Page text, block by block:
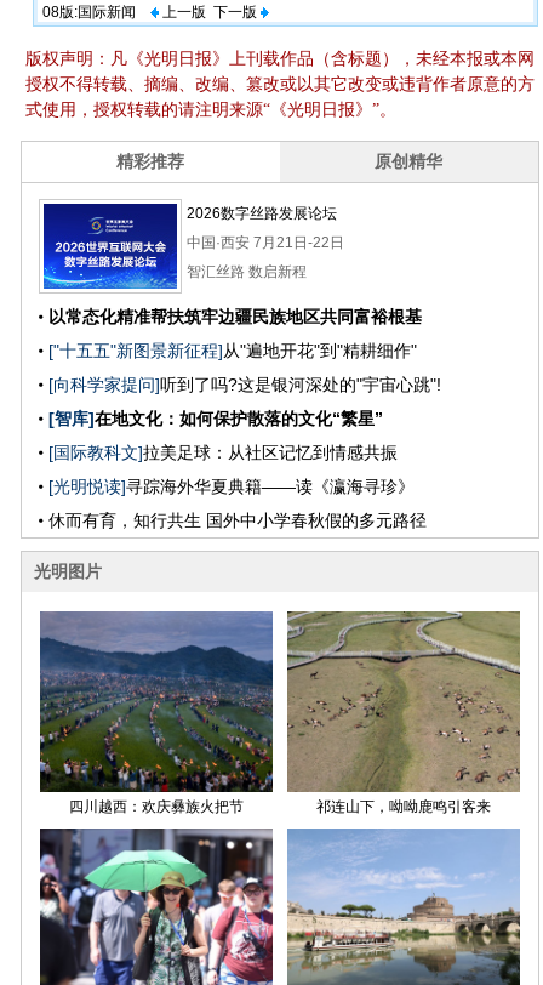
08版:国际新闻 上一版 下一版
版权声明：凡《光明日报》上刊载作品（含标题），未经本报或本网
授权不得转载、摘编、改编、篡改或以其它改变或违背作者原意的方
式使用，授权转载的请注明来源“《光明日报》”。